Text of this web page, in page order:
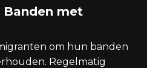
Banden met
om hun banden
Regelmatig